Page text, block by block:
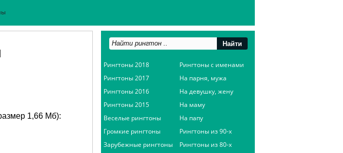
1,66 Мб):
Рингтоны 2018
Рингтоны 2017
Рингтоны 2016
Рингтоны 2015
Веселые рингтоны
Громкие рингтоны
Зарубежные рингтоны
Рингтоны с именами
На парня, мужа
На девушку, жену
На маму
На папу
Рингтоны из 90-х
Рингтоны из 80-х